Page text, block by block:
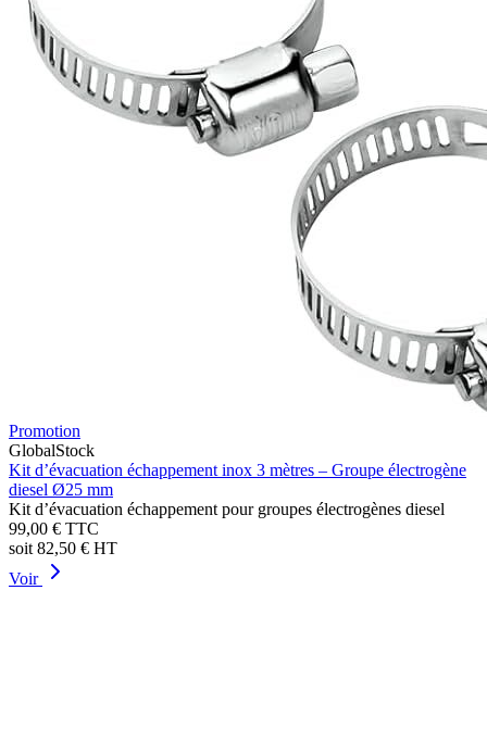
Promotion
GlobalStock
Kit d’évacuation échappement inox 3 mètres – Groupe électrogène
diesel Ø25 mm
Kit d’évacuation échappement pour groupes électrogènes diesel
99,00 € TTC
soit 82,50 € HT
Voir